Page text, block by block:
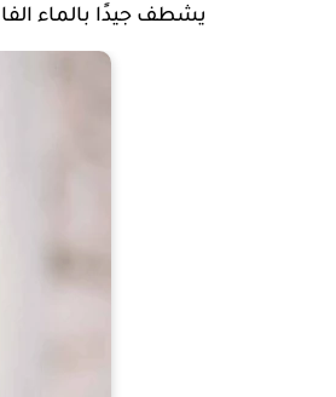
يشطف جيدًا بالماء